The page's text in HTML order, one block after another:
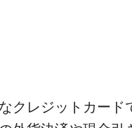
クレジットカー